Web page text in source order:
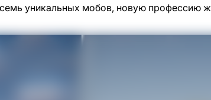
уникальных мобов, новую профессию